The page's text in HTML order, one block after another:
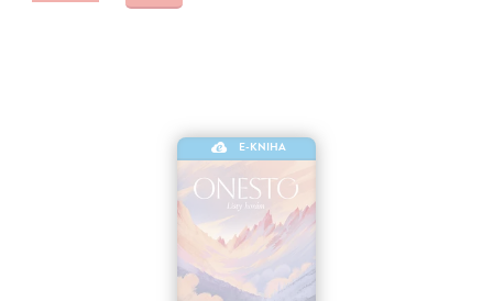
E-KNIHA